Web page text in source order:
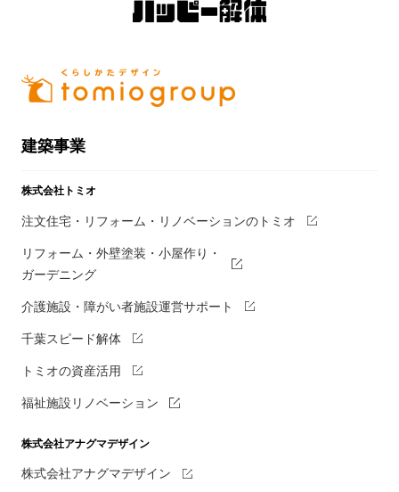
建築事業
株式会社トミオ
注文住宅・リフォーム・リノベーションのトミオ
リフォーム・外壁塗装・小屋作り・
ガーデニング
介護施設・障がい者施設運営サポート
千葉スピード解体
トミオの資産活用
福祉施設リノベーション
株式会社アナグマデザイン
株式会社アナグマデザイン